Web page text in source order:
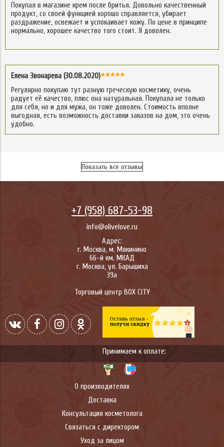
Покупал в магазине крем после бритья. Довольно качественный
продукт, со своей функцией хорошо справляется, убирает
раздражение, освежает и успокаивает кожу. По цене в принципе
нормально, хорошее качество того стоит. Я доволен.
Елена Звонарева (30.08.2020)
Регулярно покупаю тут разную греческую косметику, очень
радует её качество, плюс она натуральная. Покупала не только
для себя, но и для мужа, он тоже доволен. Стоимость вполне
выгодная, есть возможность доставки заказов на дом, это очень
удобно.
Показать все отзывы
+7 (958) 687-53-98
info@olivelove.ru
Адрес:
г. Москва, м. Мякинино
66-й км. МКАД
г. Москва, ул. Барышиха
39а
Торговый центр BOX CITY
О производителях
Доставка
Консультация косметолога
Связаться с директором
Уход за лицом
Принимаем к оплате: